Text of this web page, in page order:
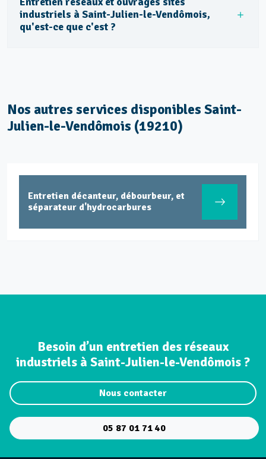
industriels à Saint-Julien-le-Vendômois,
qu'est-ce que c'est ?
Nos autres services disponibles Saint-
Julien-le-Vendômois (19210)
Entretien décanteur, débourbeur, et
séparateur d'hydrocarbures
Besoin d’un entretien des réseaux
industriels à Saint-Julien-le-Vendômois ?
Nous contacter
05 87 01 71 40